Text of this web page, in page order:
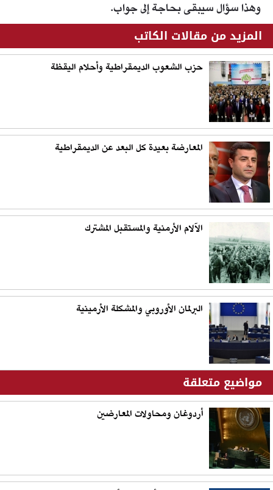
وهذا سؤال سيبقى بحاجة إلى جواب.
المزيد من مقالات الكاتب
حزب الشعوب الديمقراطية وأحلام اليقظة
المعارضة بعيدة كل البعد عن الديمقراطية
الآلام الأرمنية والمستقبل المشترك
البرلمان الأوروبي والمشكلة الأرمينية
مواضيع متعلقة
أردوغان ومحاولات المعارضين